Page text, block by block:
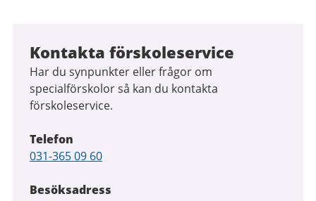
Kontakta förskoleservice
Har du synpunkter eller frågor om
specialförskolor så kan du kontakta
förskoleservice.
Telefon
Telefon
031-365 09 60
Besöksadress